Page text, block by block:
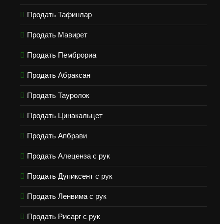
Продать Тафинлар
Продать Мавирет
Продать Пемброриа
Продать Абраксан
Продать Тауролок
Продать Цинакальцет
Продать Апбрави
Продать Алеценза с рук
Продать Дупиксент с рук
Продать Ленвима с рук
Продать Рисарг с рук